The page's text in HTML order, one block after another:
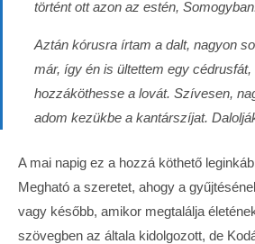
történt ott azon az estén,
Aztán kórusra írtam a dalt, nagyon
már, így én is ültettem egy
hozzáköthesse a lovát. Szívesen,
adom kezükbe a kantárszíjat.
A mai napig ez a hozzá köthető
Megható a szeretet, ahogy a
vagy később, amikor megtalálja
szövegben az általa kidolgozott, de